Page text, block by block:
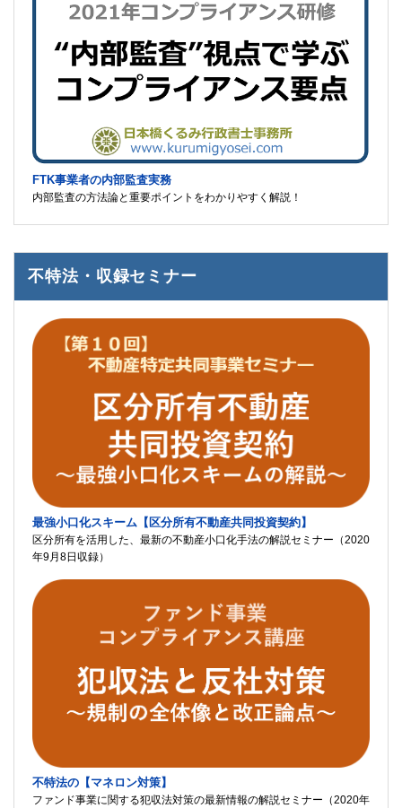
FTK事業者の内部監査実務
内部監査の方法論と重要ポイントをわかりやすく解説！
不特法・収録セミナー
最強小口化スキーム【区分所有不動産共同投資契約】
区分所有を活用した、最新の不動産小口化手法の解説セミナー（2020
年9月8日収録）
不特法の【マネロン対策】
ファンド事業に関する犯収法対策の最新情報の解説セミナー（2020年